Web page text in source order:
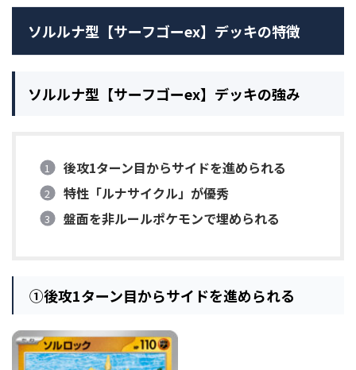
ソルルナ型【サーフゴーex】デッキの特徴
ソルルナ型【サーフゴーex】デッキの強み
後攻1ターン目からサイドを進められる
特性「ルナサイクル」が優秀
盤面を非ルールポケモンで埋められる
①後攻1ターン目からサイドを進められる